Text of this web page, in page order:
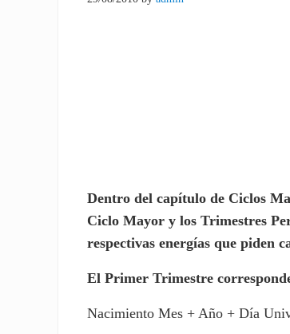
Dentro del capítulo de Ciclos
Ciclo Mayor y los Trimestres
respectivas energías que piden
El Primer Trimestre
Nacimiento Mes + Año + Día